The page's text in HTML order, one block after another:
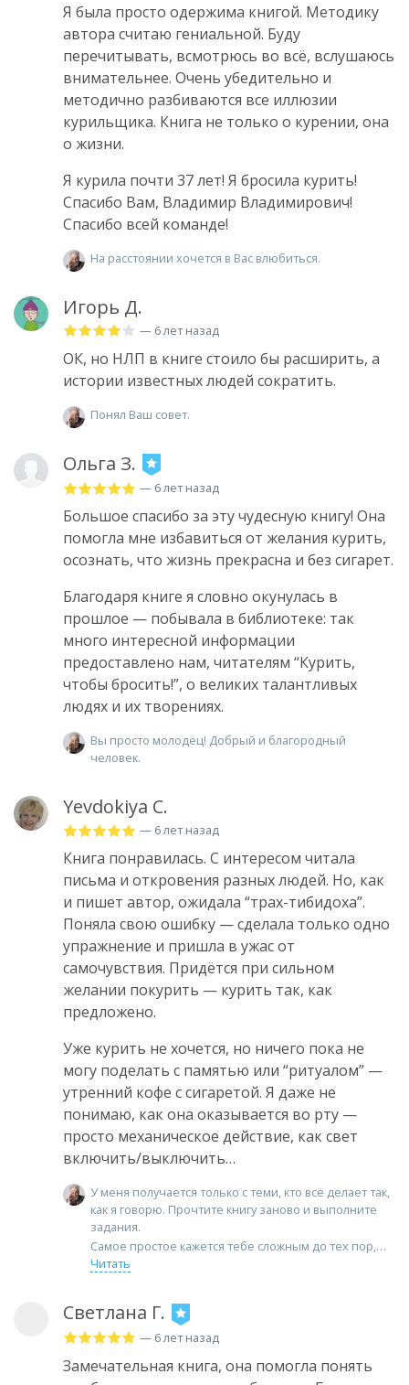
Я была просто одержима книгой. Методику
автора считаю гениальной. Буду
перечитывать, всмотрюсь во всё, вслушаюсь
внимательнее. Очень убедительно и
методично разбиваются все иллюзии
курильщика. Книга не только о курении, она
о жизни.
Я курила почти 37 лет! Я бросила курить!
Спасибо Вам, Владимир Владимирович!
Спасибо всей команде!
На расстоянии хочется в Вас влюбиться.
Игорь Д.
— 6 лет назад
ОК, но НЛП в книге стоило бы расширить, а
истории известных людей сократить.
Понял Ваш совет.
Ольга З.
— 6 лет назад
Большое спасибо за эту чудесную книгу! Она
помогла мне избавиться от желания курить,
осознать, что жизнь прекрасна и без сигарет.
Благодаря книге я словно окунулась в
прошлое — побывала в библиотеке: так
много интересной информации
предоставлено нам, читателям “Курить,
чтобы бросить!”, о великих талантливых
людях и их творениях.
Вы просто молодец! Добрый и благородный
человек.
Yevdokiya C.
— 6 лет назад
Книга понравилась. С интересом читала
письма и откровения разных людей. Но, как
и пишет автор, ожидала “трах-тибидоха”.
Поняла свою ошибку — сделала только одно
упражнение и пришла в ужас от
самочувствия. Придётся при сильном
желании покурить — курить так, как
предложено.
Уже курить не хочется, но ничего пока не
могу поделать с памятью или “ритуалом” —
утренний кофе с сигаретой. Я даже не
понимаю, как она оказывается во рту —
просто механическое действие, как свет
включить/выключить…
У меня получается только с теми, кто всё делает так,
как я говорю. Прочтите книгу заново и выполните
задания.
Самое простое кажется тебе сложным до тех пор,
Читать
Светлана Г.
— 6 лет назад
Замечательная книга, она помогла понять